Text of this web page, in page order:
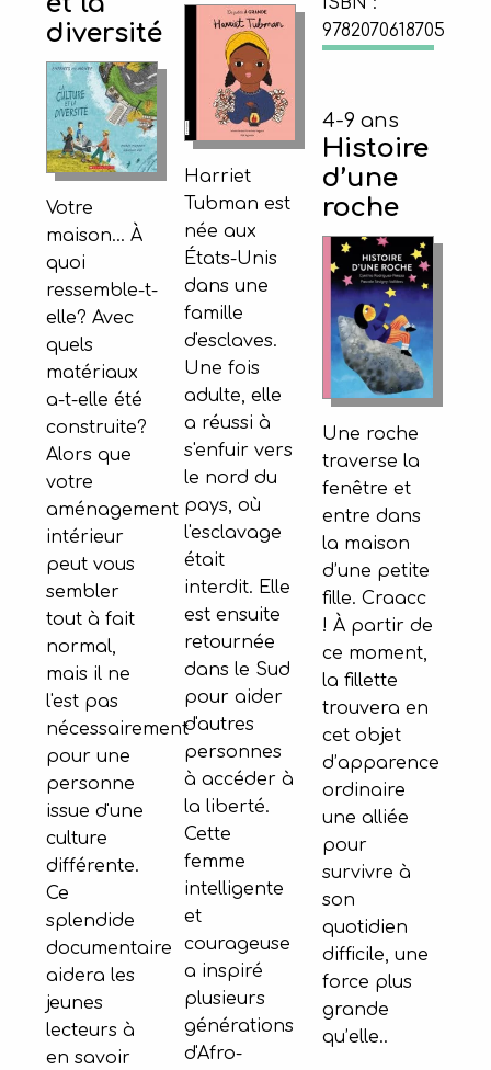
9782070618705
diversité
Votre
maison... À
quoi
ressemble-t-
elle? Avec
quels
matériaux
a-t-elle été
construite?
Alors que
votre
aménagement
intérieur
peut vous
sembler
tout à fait
normal,
mais il ne
l'est pas
nécessairement
pour une
personne
issue d'une
culture
différente.
Ce
splendide
documentaire
aidera les
jeunes
lecteurs à
en savoir
Harriet
Tubman est
née aux
États-Unis
dans une
famille
d'esclaves.
Une fois
adulte, elle
a réussi à
s'enfuir vers
le nord du
pays, où
l'esclavage
était
interdit. Elle
est ensuite
retournée
dans le Sud
pour aider
d'autres
personnes
à accéder à
la liberté.
Cette
femme
intelligente
et
courageuse
a inspiré
plusieurs
générations
d'Afro-
4-9 ans
Histoire
d’une
roche
Une roche
traverse la
fenêtre et
entre dans
la maison
d’une petite
fille. Craacc
! À partir de
ce moment,
la fillette
trouvera en
cet objet
d’apparence
ordinaire
une alliée
pour
survivre à
son
quotidien
difficile, une
force plus
grande
qu’elle..